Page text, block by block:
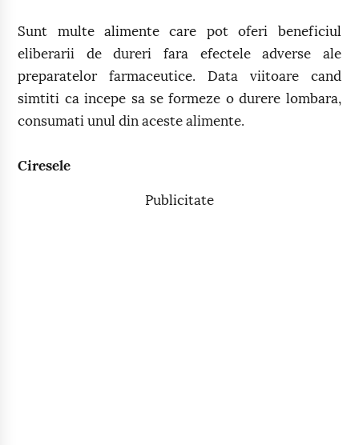
Sunt multe alimente care pot oferi beneficiul
eliberarii de dureri fara efectele adverse ale
preparatelor farmaceutice. Data viitoare cand
simtiti ca incepe sa se formeze o durere lombara,
consumati unul din aceste alimente.
Ciresele
Publicitate